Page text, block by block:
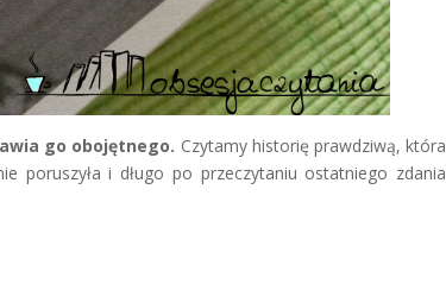
go obojętnego. Czytamy historię prawdziwą, która
poruszyła i długo po przeczytaniu ostatniego zdania